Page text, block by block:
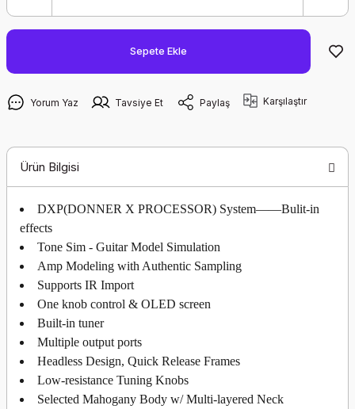
Sepete Ekle
Yorum Yaz Tavsiye Et Paylaş Karşılaştır
Ürün Bilgisi
DXP(DONNER X PROCESSOR) System——Bulit-in
effects
Tone Sim - Guitar Model Simulation
Amp Modeling with Authentic Sampling
Supports IR Import
One knob control & OLED screen
Built-in tuner
Multiple output ports
Headless Design, Quick Release Frames
Low-resistance Tuning Knobs
Selected Mahogany Body w/ Multi-layered Neck